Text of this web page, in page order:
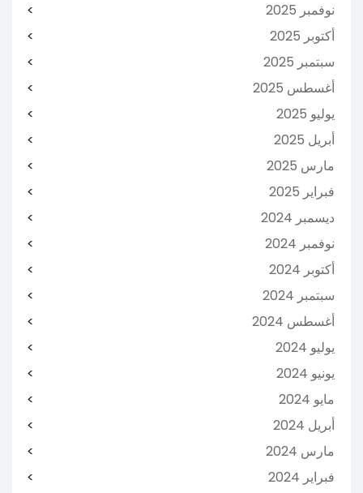
نوفمبر 2025
أكتوبر 2025
سبتمبر 2025
أغسطس 2025
يوليو 2025
أبريل 2025
مارس 2025
فبراير 2025
ديسمبر 2024
نوفمبر 2024
أكتوبر 2024
سبتمبر 2024
أغسطس 2024
يوليو 2024
يونيو 2024
مايو 2024
أبريل 2024
مارس 2024
فبراير 2024